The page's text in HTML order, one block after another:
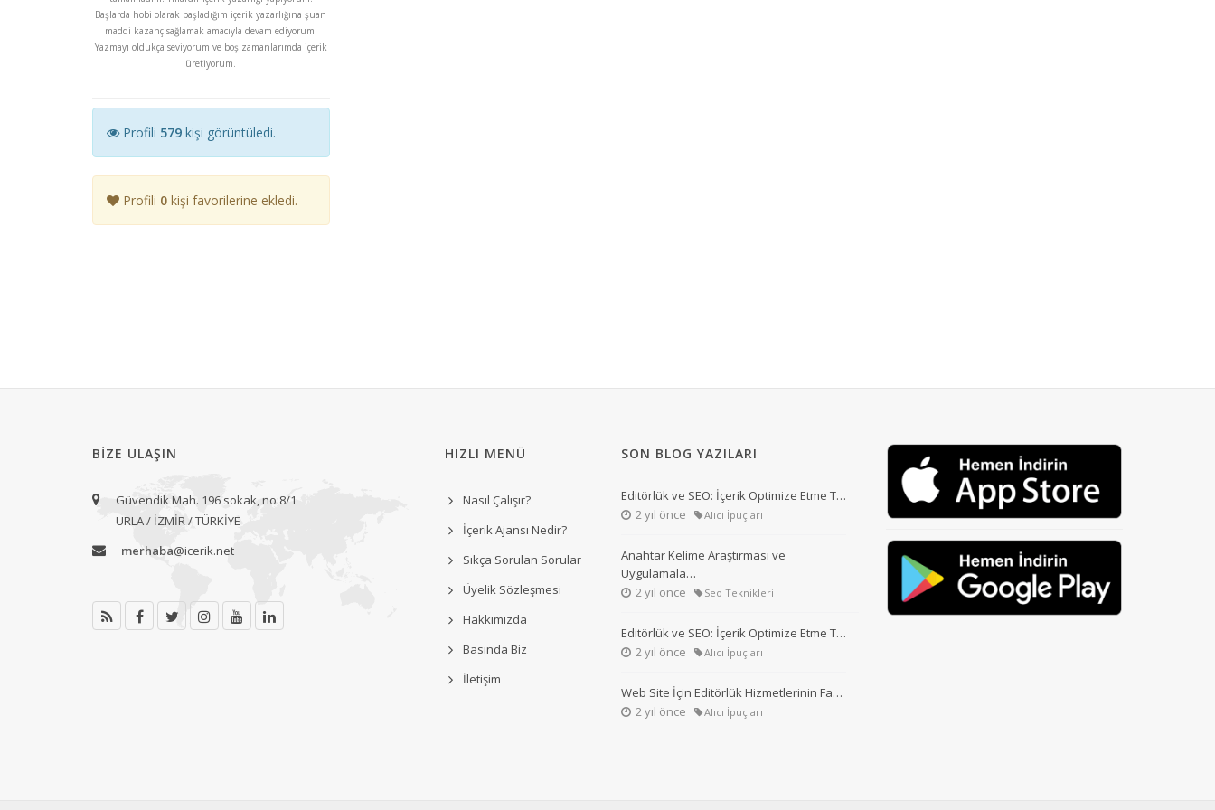
Başlarda hobi olarak başladığım içerik yazarlığına şuan
maddi kazanç sağlamak amacıyla devam ediyorum.
Yazmayı oldukça seviyorum ve boş zamanlarımda içerik
üretiyorum.
Profili 579 kişi görüntüledi.
Profili 0 kişi favorilerine ekledi.
BIZE ULAŞIN
Güvendik Mah. 196 sokak, no:8/1
URLA / İZMİR / TÜRKİYE
merhaba@icerik.net
HIZLI MENÜ
Nasıl Çalışır?
İçerik Ajansı Nedir?
Sıkça Sorulan Sorular
Üyelik Sözleşmesi
Hakkımızda
Basında Biz
İletişim
SON BLOG YAZILARI
Editörlük ve SEO: İçerik Optimize Etme T…
2 yıl önce
Alıcı İpuçları
Anahtar Kelime Araştırması ve
Uygulamala…
2 yıl önce
Seo Teknikleri
Editörlük ve SEO: İçerik Optimize Etme T…
2 yıl önce
Alıcı İpuçları
Web Site İçin Editörlük Hizmetlerinin Fa…
2 yıl önce
Alıcı İpuçları